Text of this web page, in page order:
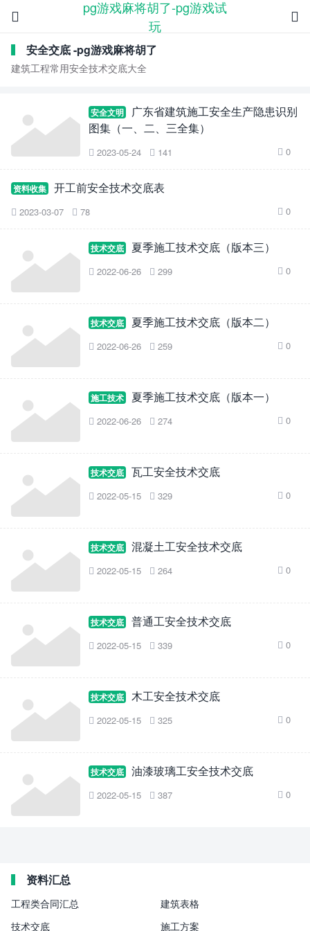
pg游戏麻将胡了-pg游戏试
玩


安全交底 -pg游戏麻将胡了
建筑工程常用安全技术交底大全
安全文明
广东省建筑施工安全生产隐患识别
图集（一、二、三全集）
 2023-05-24  141  0
资料收集 开工前安全技术交底表
 2023-03-07  78  0
技术交底 夏季施工技术交底（版本三）
 2022-06-26  299  0
技术交底 夏季施工技术交底（版本二）
 2022-06-26  259  0
施工技术 夏季施工技术交底（版本一）
 2022-06-26  274  0
技术交底 瓦工安全技术交底
 2022-05-15  329  0
技术交底 混凝土工安全技术交底
 2022-05-15  264  0
技术交底 普通工安全技术交底
 2022-05-15  339  0
技术交底 木工安全技术交底
 2022-05-15  325  0
技术交底 油漆玻璃工安全技术交底
 2022-05-15  387  0
资料汇总
工程类合同汇总
建筑表格
技术交底
施工方案